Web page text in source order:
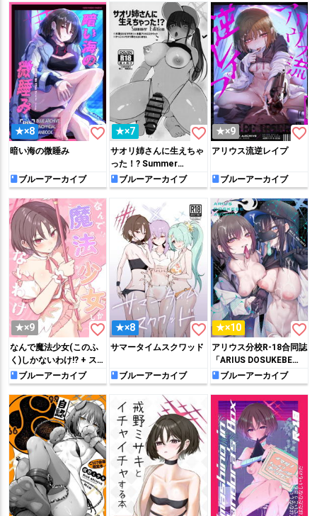
★×8 favorite_border
暗い海の微睡み
ブルーアーカイブ
★×7 favorite_border
サオリ姉さんに生えちゃ
った！? Summer
Edition
ブルーアーカイブ
★×9 favorite_border
アリウス流逆レイプ
ブルーアーカイブ
★×9 favorite_border
なんで魔法少女(このふ
く)しかないわけ!? + スバ
ルせんぱいとHなことす
るらくがき本
ブルーアーカイブ
★×8 favorite_border
サマータイムスクワッド
ブルーアーカイブ
★×10 favorite_border
アリウス分校R-18合同誌
「ARIUS DOSUKEBE
ARCHIVE」
ブルーアーカイブ